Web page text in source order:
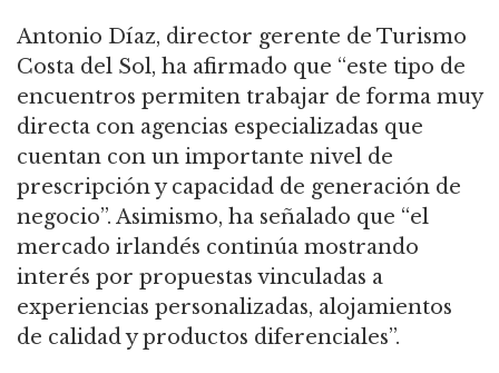
Antonio Díaz, director gerente de Turismo
Costa del Sol, ha afirmado que “este tipo de
encuentros permiten trabajar de forma muy
directa con agencias especializadas que
cuentan con un importante nivel de
prescripción y capacidad de generación de
negocio”. Asimismo, ha señalado que “el
mercado irlandés continúa mostrando
interés por propuestas vinculadas a
experiencias personalizadas, alojamientos
de calidad y productos diferenciales”.